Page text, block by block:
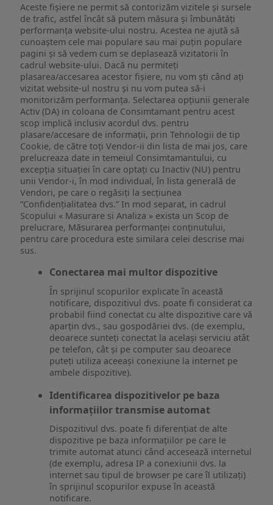
Aceste fișiere ne permit să contorizăm vizitele și sursele
de trafic, astfel încât să putem măsura și îmbunătăți
performanța website-ului nostru. Acestea ne ajută să
cunoaștem cele mai populare sau mai puțin populare
pagini și să vedem cum se deplasează vizitatorii în
cadrul website-ului. Dacă nu permiteți
plasarea/accesarea acestor fișiere, nu vom ști când ați
vizitat website-ul nostru și nu vom putea să-i
monitorizăm performanța. Selectarea opțiunii generale
Activ (DA) in coloana de Consimtamant pentru acest
scop implică inclusiv acordul dvs. pentru
plasare/accesare de informații, prin Tehnologii de tip
Cookie, de către toți Vendor-ii din lista de mai jos, care
prelucreaza date in temeiul Consimtamantului, cu
excepția situației în care optați cu Inactiv (NU) pentru
unii Vendor-i, în mod individual, în lista generală de
Vendori, pe care o regăsiți la secțiunea
“Confidențialitatea dvs.” In mod separat, in cadrul
Scopului « Masurare si Analiza » exista un Scop de
prelucrare, Măsurarea performanței conținutului,
pentru care procedura este similara celei descrise mai
sus.
Conectarea mai multor dispozitive
În sprijinul scopurilor explicate în această
notificare, dispozitivul dvs. poate fi considerat ca
probabil fiind conectat cu alte dispozitive care vă
aparțin dvs., sau gospodăriei dvs. (de exemplu,
deoarece sunteți conectat la același serviciu atât
pe telefon, cât și pe computer sau deoarece
puteți utiliza aceeași conexiune la internet pe
ambele dispozitive).
Identificarea dispozitivelor pe baza
informațiilor transmise automat
Dispozitivul dvs. poate fi diferențiat de alte
dispozitive pe baza informațiilor pe care le
trimite automat atunci când accesează internetul
(de exemplu, adresa IP a conexiunii dvs. la
internet sau tipul de browser pe care îl utilizați)
în sprijinul scopurilor expuse în această
notificare.